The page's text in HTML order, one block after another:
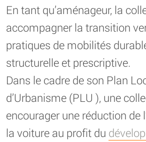
En tant qu’aménageur, la
accompagner la transition
pratiques de mobilités
structurelle et prescriptive.
Dans le cadre de son Plan
d’Urbanisme (PLU ), une
encourager une réduction de
la voiture au profit du